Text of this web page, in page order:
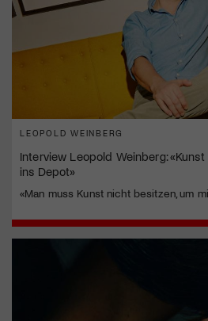
LEOPOLD WEINBERG
Interview Leopold Weinberg:
ins Depot»
«Man muss Kunst nicht besitzen, um